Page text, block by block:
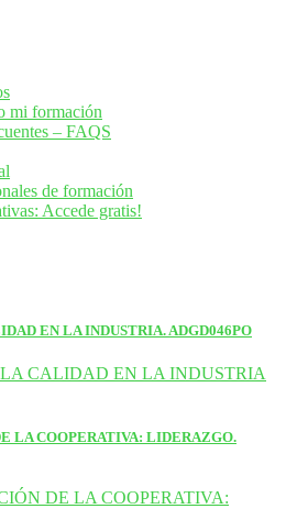
mi formación
– FAQS
de formación
Accede gratis!
EN LA INDUSTRIA. ADGD046PO
LA COOPERATIVA: LIDERAZGO.